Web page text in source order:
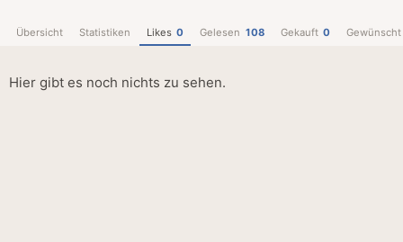
Übersicht Statistiken Likes 0 Gelesen 108 Gekauft 0 Gewünscht
Hier gibt es noch nichts zu sehen.